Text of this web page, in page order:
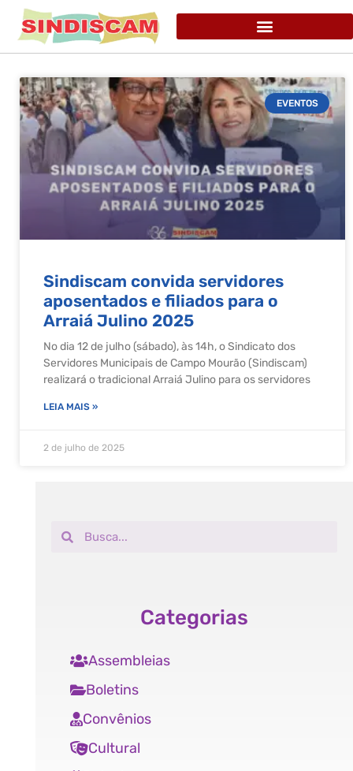
EVENTOS
Sindiscam convida servidores
aposentados e filiados para o
Arraiá Julino 2025
No dia 12 de julho (sábado), às 14h, o Sindicato dos
Servidores Municipais de Campo Mourão (Sindiscam)
realizará o tradicional Arraiá Julino para os servidores
LEIA MAIS »
2 de julho de 2025
Categorias
Assembleias
Boletins
Convênios
Cultural